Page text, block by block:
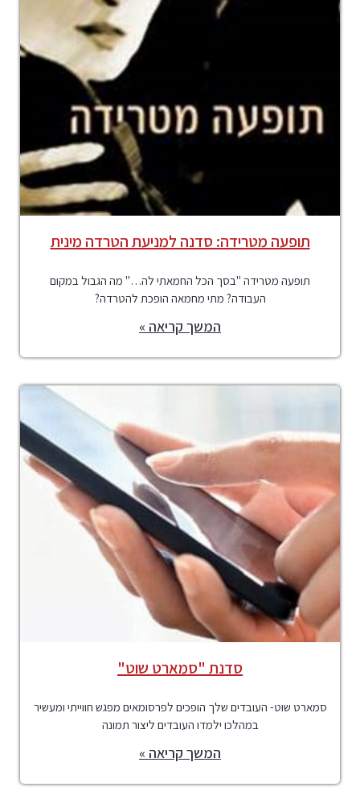
תופעה מטרידה: סדנה למניעת הטרדה מינית
תופעה מטרידה "בסך הכל החמאתי לה…" מה הגבול במקום
העבודה? מתי מחמאה הופכת להטרדה?
המשך קריאה »
סדנת "סמארט שוט"
סמארט שוט- העובדים שלך הופכים לפרסומאים מפגש חווייתי ומעשיר
במהלכו ילמדו העובדים ליצור תמונה
המשך קריאה »